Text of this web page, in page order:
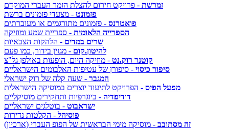
זמרשת - פרויקט חירום להצלת הזמר העברי המוקדם
פזמונט - מצעדי פזמונים ברשת
פואטרנס - פזמונים מתורגמים או מעוברתים
הספרייה הלאומית - ספריית שמע ומוזיקה
שרים במדים - הלהקות הצבאיות
להיטון.קום - מגזין בידור, כמו פעם
קוטנר רוק.נט - מוזיקה היום, הופעות באולפן גל"צ
סיפור כיסוי - סיפורן של עטיפות האלבומים הישראליים
המגבר - שעה קלה של רוק ישראלי
מפעל הפיס - הפרויקט לתיעוד יוצרים במוסיקה הישראלית
דודיפדיה - ביוגרפיות ותחקירים מוסיקליים
ישראבוט - בוטלגים ישראליים
פוסיהל - הקלטות נדירות
זה מסתובב - מוסיקה מימי הבראשית של הפופ העברי (ארכיון)